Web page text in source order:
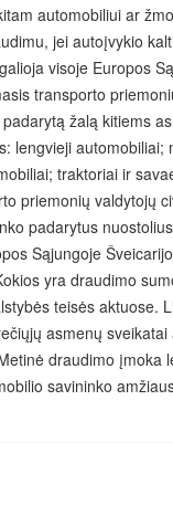
automobiliui ar
jei autoįvykio
visoje Europos
transporto
žalą kitiems
lengvieji automobiliai;
traktoriai ir
priemonių valdytojų
padarytus
Sąjungoje
yra draudimo
teisės aktuose.
asmenų
draudimo įmoka
savininko